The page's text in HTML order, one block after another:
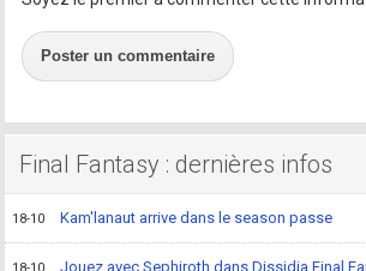
Poster un commentaire
Final Fantasy : dernières infos
18-10 Kam'lanaut arrive dans le season passe
Jouez avec Sephiroth dans Dissidia Final